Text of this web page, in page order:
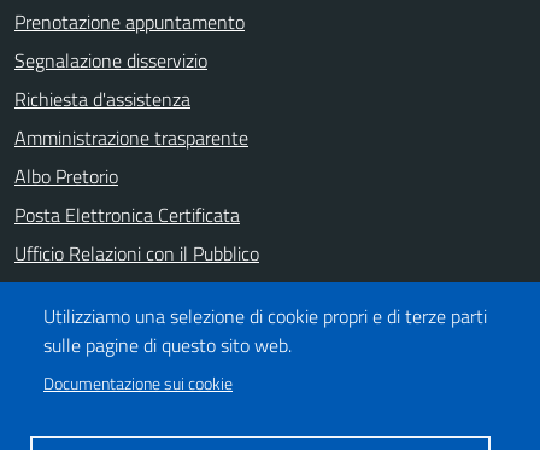
Utilizziamo una selezione di cookie propri e di terze parti
sulle pagine di questo sito web.
Documentazione sui cookie
Prenotazione appuntamento
Segnalazione disservizio
Richiesta d'assistenza
Amministrazione trasparente
Albo Pretorio
Posta Elettronica Certificata
Ufficio Relazioni con il Pubblico
Note legali
Informativa privacy